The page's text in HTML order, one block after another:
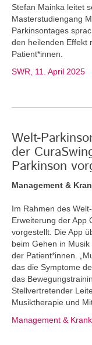
Stefan Mainka leitet
Masterstudiengang
Parkinsontages
den heilenden Effekt
Patient*innen.
SWR, 11. April 2025
Welt-
der
Parkinson
Management &
Im Rahmen des
Erweiterung der App
vorgestellt. Die App
beim Gehen in
der Patient*innen.
das die Symptome
das
Stellvertretender
Musiktherapie und
Management &